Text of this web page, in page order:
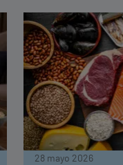
28 mayo 2026